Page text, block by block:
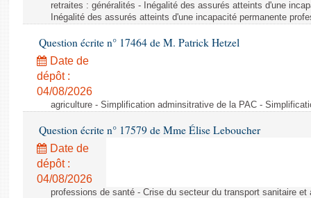
Baromètre de l’application des lois
Dossiers législatifs
Budget et sécurité sociale
Questions écrites et orales
Comptes rendus des débats
retraites : généralités - Inégalité des assurés atteints d'une
Inégalité des assurés atteints d'une incapacité permanente
Question écrite n° 17464 de M. Patrick Hetzel
Date de
dépôt :
04/08/2026
agriculture - Simplification adminsitrative de la PAC -
Question écrite n° 17579 de Mme Élise Leboucher
Date de
dépôt :
04/08/2026
professions de santé - Crise du secteur du transport sanitaire